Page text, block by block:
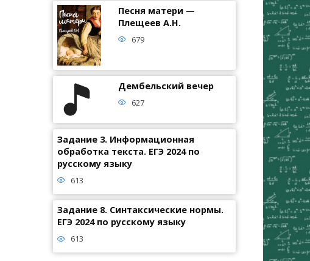
Песня матери —
Плещеев А.Н.
679
Дембельский вечер
627
Задание 3. Информационная
обработка текста. ЕГЭ 2024 по
русскому языку
613
Задание 8. Синтаксические нормы.
ЕГЭ 2024 по русскому языку
613